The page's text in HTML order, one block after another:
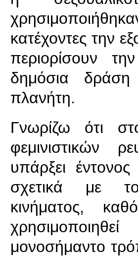
κατέχοντες την
περιορίσουν
δημόσια
πλανήτη.
Γνωρίζω ότι
φεμινιστικών
υπάρξει
σχετικά με
κινήματος,
μονοσήμαντο